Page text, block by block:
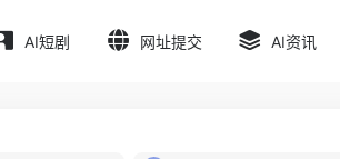
AI短剧 网址提交 AI资讯